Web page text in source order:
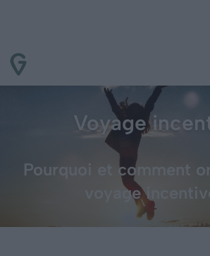
Voyage
Pourquoi et comment
voyage